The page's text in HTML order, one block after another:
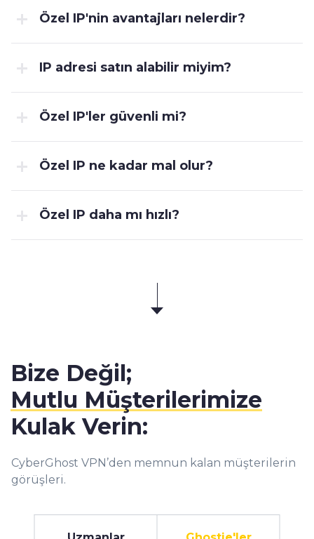
Özel IP'nin avantajları nelerdir?
IP adresi satın alabilir miyim?
Özel IP'ler güvenli mi?
Özel IP ne kadar mal olur?
Özel IP daha mı hızlı?
Bize Değil;
Mutlu Müşterilerimize
Kulak Verin:
CyberGhost VPN’den memnun kalan müşterilerin
görüşleri.